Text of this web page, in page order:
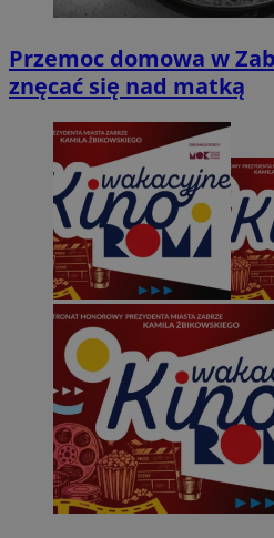
Przemoc domowa w
znęcać się nad matką